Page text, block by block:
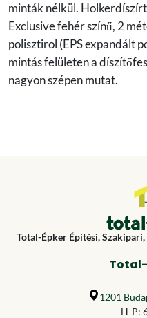
minták nélkül.
Exclusive fehér színű, 2
polisztirol (EPS expandált
mintás felületen a
nagyon szépen mutat.
Total-Épker Építési,
1201
H-P: